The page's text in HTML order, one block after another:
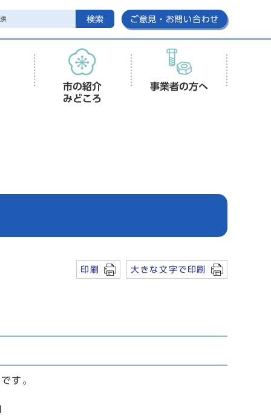
検索 ご意見・お問い合わせ
市の紹介
みどころ
事業者の方へ
印刷 大きな文字で印刷
す。